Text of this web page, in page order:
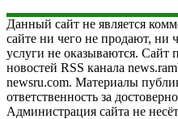
Данный сайт не является
сайте ни чего не продают, ни
услуги не оказываются. Сайт
новостей RSS канала
newsru.com. Материалы
ответственность за
Администрация сайта не